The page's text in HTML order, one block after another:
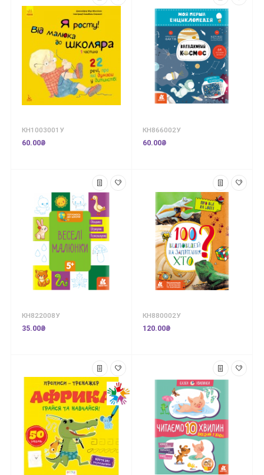
КН1003001У
60.00₴
КН866002У
60.00₴
КН822008У
35.00₴
КН880002У
120.00₴